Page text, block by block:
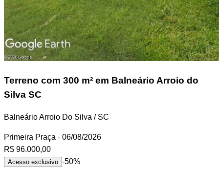
Terreno com 300 m² em Balneário Arroio do
Silva SC
Balneário Arroio Do Silva / SC
Primeira Praça · 06/08/2026
R$ 96.000,00
Acesso exclusivo -50%